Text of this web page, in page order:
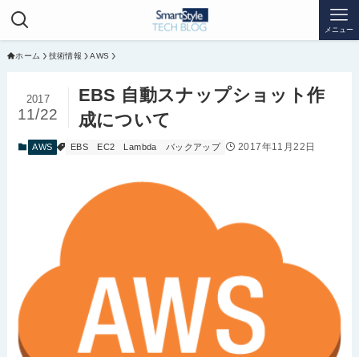
メニュー
ホーム 技術情報 AWS
EBS 自動スナップショット作
成について
2017
11/22
AWS EBS EC2 Lambda バックアップ 2017年11月22日